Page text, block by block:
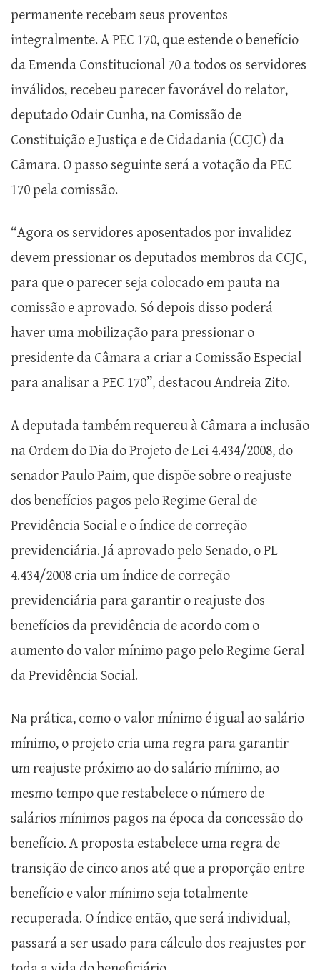
permanente recebam seus proventos
integralmente. A PEC 170, que estende o benefício
da Emenda Constitucional 70 a todos os servidores
inválidos, recebeu parecer favorável do relator,
deputado Odair Cunha, na Comissão de
Constituição e Justiça e de Cidadania (CCJC) da
Câmara. O passo seguinte será a votação da PEC
170 pela comissão.
“Agora os servidores aposentados por invalidez
devem pressionar os deputados membros da CCJC,
para que o parecer seja colocado em pauta na
comissão e aprovado. Só depois disso poderá
haver uma mobilização para pressionar o
presidente da Câmara a criar a Comissão Especial
para analisar a PEC 170”, destacou Andreia Zito.
A deputada também requereu à Câmara a inclusão
na Ordem do Dia do Projeto de Lei 4.434/2008, do
senador Paulo Paim, que dispõe sobre o reajuste
dos benefícios pagos pelo Regime Geral de
Previdência Social e o índice de correção
previdenciária. Já aprovado pelo Senado, o PL
4.434/2008 cria um índice de correção
previdenciária para garantir o reajuste dos
benefícios da previdência de acordo com o
aumento do valor mínimo pago pelo Regime Geral
da Previdência Social.
Na prática, como o valor mínimo é igual ao salário
mínimo, o projeto cria uma regra para garantir
um reajuste próximo ao do salário mínimo, ao
mesmo tempo que restabelece o número de
salários mínimos pagos na época da concessão do
benefício. A proposta estabelece uma regra de
transição de cinco anos até que a proporção entre
benefício e valor mínimo seja totalmente
recuperada. O índice então, que será individual,
passará a ser usado para cálculo dos reajustes por